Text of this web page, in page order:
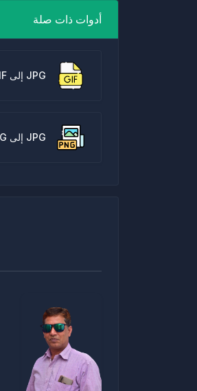
أدوات ذات صلة
JPG إلى GIF
JPG إلى PNG